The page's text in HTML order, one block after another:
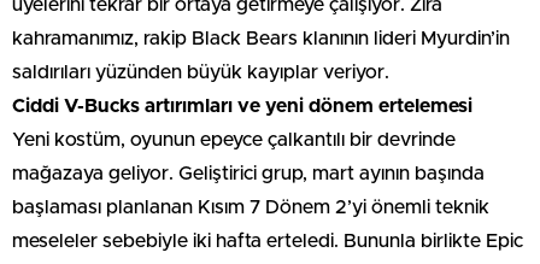
üyelerini tekrar bir ortaya getirmeye çalışıyor. Zira
kahramanımız, rakip Black Bears klanının lideri Myurdin’in
saldırıları yüzünden büyük kayıplar veriyor.
Ciddi V-Bucks artırımları ve yeni dönem ertelemesi
Yeni kostüm, oyunun epeyce çalkantılı bir devrinde
mağazaya geliyor. Geliştirici grup, mart ayının başında
başlaması planlanan Kısım 7 Dönem 2’yi önemli teknik
meseleler sebebiyle iki hafta erteledi. Bununla birlikte Epic